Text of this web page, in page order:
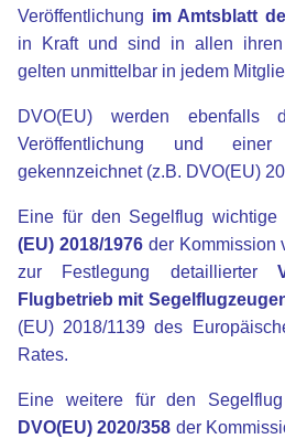
Veröffentlichung im Amtsblatt
in Kraft und sind in allen ihren
gelten unmittelbar in jedem
DVO(EU) werden
Veröffentlichung und
gekennzeichnet (z.B. DVO(EU)
Eine für den Segelflug
(EU) 2018/1976der Kommission
zur Festlegung detaillierter
Flugbetrieb mit
(EU) 2018/1139 des
Rates.
Eine weitere für den
DVO(EU) 2020/358 der